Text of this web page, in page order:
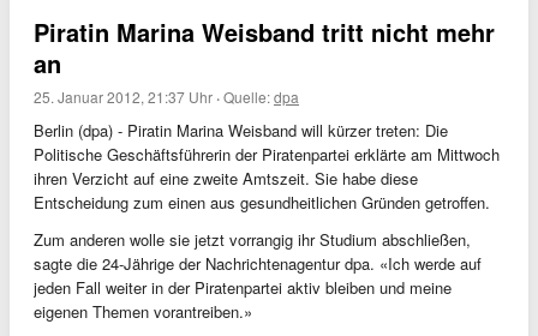
Piratin Marina Weisband tritt nicht mehr
an
25. Januar 2012, 21:37 Uhr ·Quelle:dpa
Berlin (dpa) - Piratin Marina Weisband will kürzer treten: Die
Politische Geschäftsführerin der Piratenpartei erklärte am Mittwoch
ihren Verzicht auf eine zweite Amtszeit. Sie habe diese
Entscheidung zum einen aus gesundheitlichen Gründen getroffen.
Zum anderen wolle sie jetzt vorrangig ihr Studium abschließen,
sagte die 24-Jährige der Nachrichtenagentur dpa. «Ich werde auf
jeden Fall weiter in der Piratenpartei aktiv bleiben und meine
eigenen Themen vorantreiben.»